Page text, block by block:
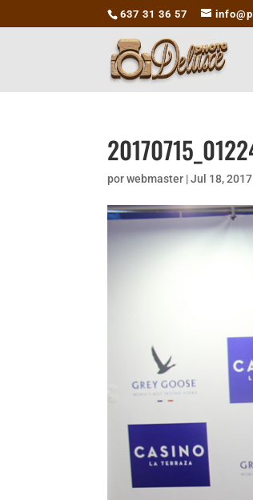
637 31 36 57
porwebmaster |Jul 18, 2017